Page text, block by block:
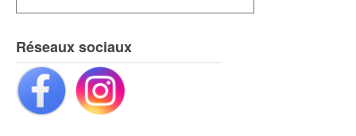
Réseaux sociaux